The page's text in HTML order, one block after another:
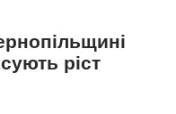
ріст